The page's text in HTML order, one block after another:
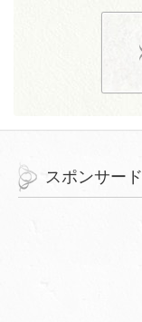
スポンサー